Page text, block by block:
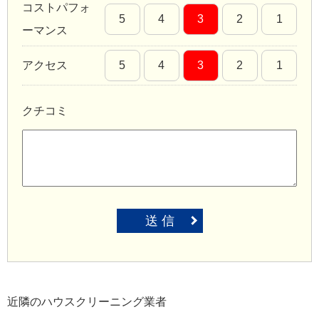
コストパフォ
ーマンス
5 4 3 2 1
アクセス 5 4 3 2 1
クチコミ
送 信
近隣のハウスクリーニング業者